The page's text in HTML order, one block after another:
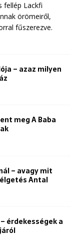
fellép Lackfi
örömeiről,
fűszerezve.
– azaz milyen
meg A Baba
– avagy mit
Antal
érdekességek a